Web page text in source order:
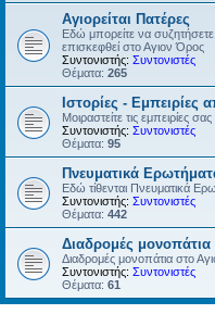
Αγιορείται Πατέρες
Εδώ μπορείτε να συζητήσετε
επισκεφθεί στο Αγιον Όρος
Συντονιστής: Συντονιστές
Θέματα: 265
Ιστορίες -
Μοιραστείτε τις εμπειρίες
Συντονιστής: Συντονιστές
Θέματα: 95
Πνευματικά
Εδώ τίθενται Πνευματικά
Συντονιστής: Συντονιστές
Θέματα: 442
Διαδρομές
Διαδρομές μονοπάτια στο
Συντονιστής: Συντονιστές
Θέματα: 61